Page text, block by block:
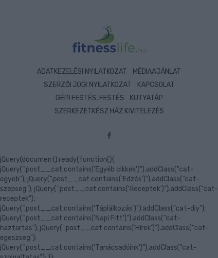
ADATKEZELÉSI NYILATKOZAT
MÉDIAAJÁNLAT
SZERZŐI JOGI NYILATKOZAT
KAPCSOLAT
GÉPI FESTÉS, FESTÉS
KUTYATÁP
SZERKEZETKÉSZ HÁZ KIVITELEZÉS
jQuery(document).ready(function(){
jQuery(".post__cat:contains('Egyéb cikkek')").addClass("cat-
egyeb"); jQuery(".post__cat:contains('Edzés')").addClass("cat-
szepseg"); jQuery(".post__cat:contains('Receptek')").addClass("cat-
receptek");
jQuery(".post__cat:contains('Táplálkozás')").addClass("cat-diy");
jQuery(".post__cat:contains('Napi Fitt')").addClass("cat-
haztartas"); jQuery(".post__cat:contains('Hírek')").addClass("cat-
egeszseg");
jQuery(".post__cat:contains('Tanácsadóink')").addClass("cat-